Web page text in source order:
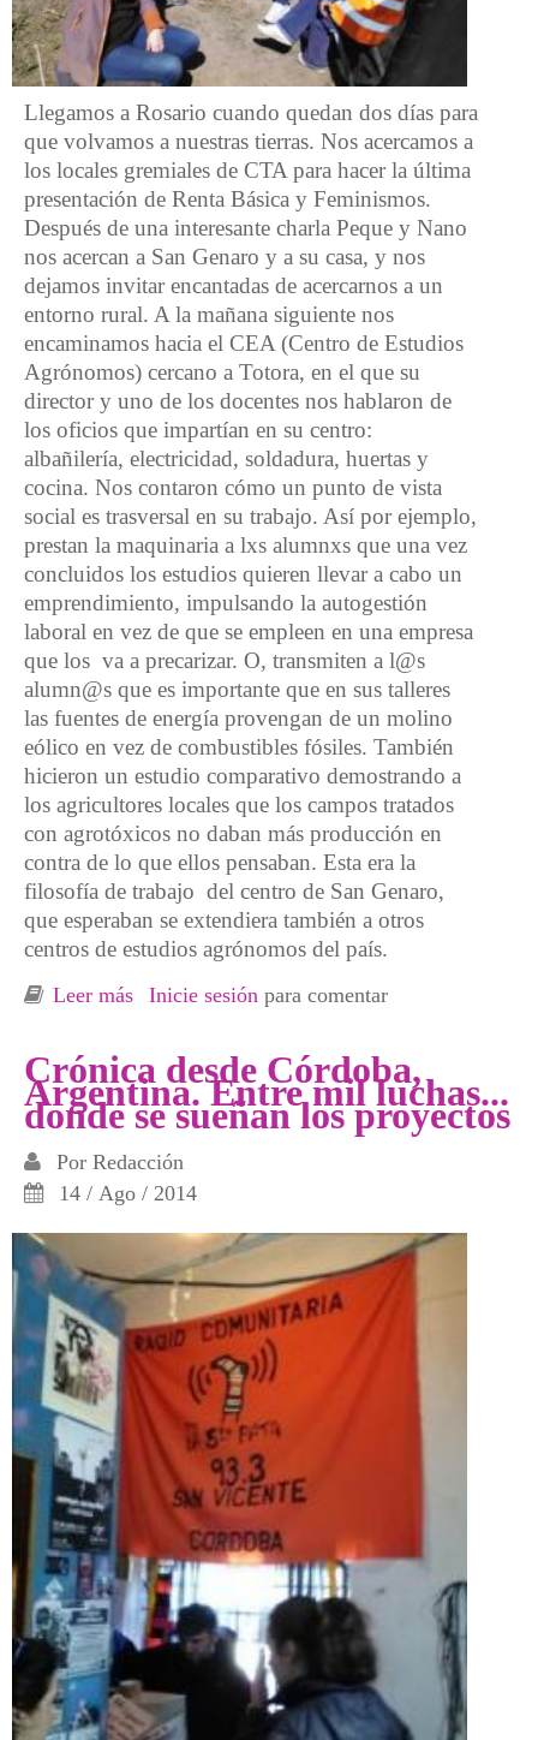
Llegamos a Rosario cuando quedan dos días para
que volvamos a nuestras tierras. Nos acercamos a
los locales gremiales de CTA para hacer la última
presentación de Renta Básica y Feminismos.
Después de una interesante charla Peque y Nano
nos acercan a San Genaro y a su casa, y nos
dejamos invitar encantadas de acercarnos a un
entorno rural. A la mañana siguiente nos
encaminamos hacia el CEA (Centro de Estudios
Agrónomos) cercano a Totora, en el que su
director y uno de los docentes nos hablaron de
los oficios que impartían en su centro:
albañilería, electricidad, soldadura, huertas y
cocina. Nos contaron cómo un punto de vista
social es trasversal en su trabajo. Así por ejemplo,
prestan la maquinaria a lxs alumnxs que una vez
concluidos los estudios quieren llevar a cabo un
emprendimiento, impulsando la autogestión
laboral en vez de que se empleen en una empresa
que los va a precarizar. O, transmiten a l@s
alumn@s que es importante que en sus talleres
las fuentes de energía provengan de un molino
eólico en vez de combustibles fósiles. También
hicieron un estudio comparativo demostrando a
los agricultores locales que los campos tratados
con agrotóxicos no daban más producción en
contra de lo que ellos pensaban. Esta era la
filosofía de trabajo del centro de San Genaro,
que esperaban se extendiera también a otros
centros de estudios agrónomos del país.
Leer más sobre Última crónica desde Argentina. Recta
Inicie sesión para comentar
Crónica desde Córdoba,
Argentina. Entre mil luchas...
donde se sueñan los proyectos
Por Redacción
14 / Ago / 2014